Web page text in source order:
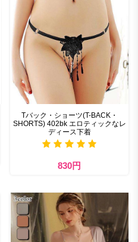
Tバック・ショーツ(T-BACK・
SHORTS) 402bk エロティックなレ
ディース下着
830円